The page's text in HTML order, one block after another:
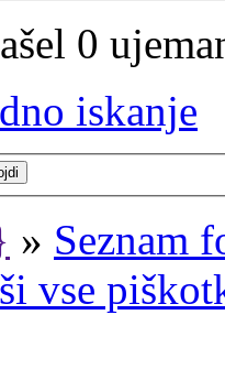
0
iskanje
» Seznam
vse